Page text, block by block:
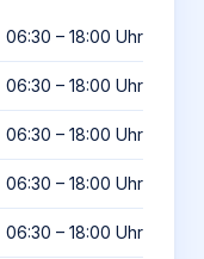
06:30 – 18:00 Uhr
06:30 – 18:00 Uhr
06:30 – 18:00 Uhr
06:30 – 18:00 Uhr
06:30 – 18:00 Uhr